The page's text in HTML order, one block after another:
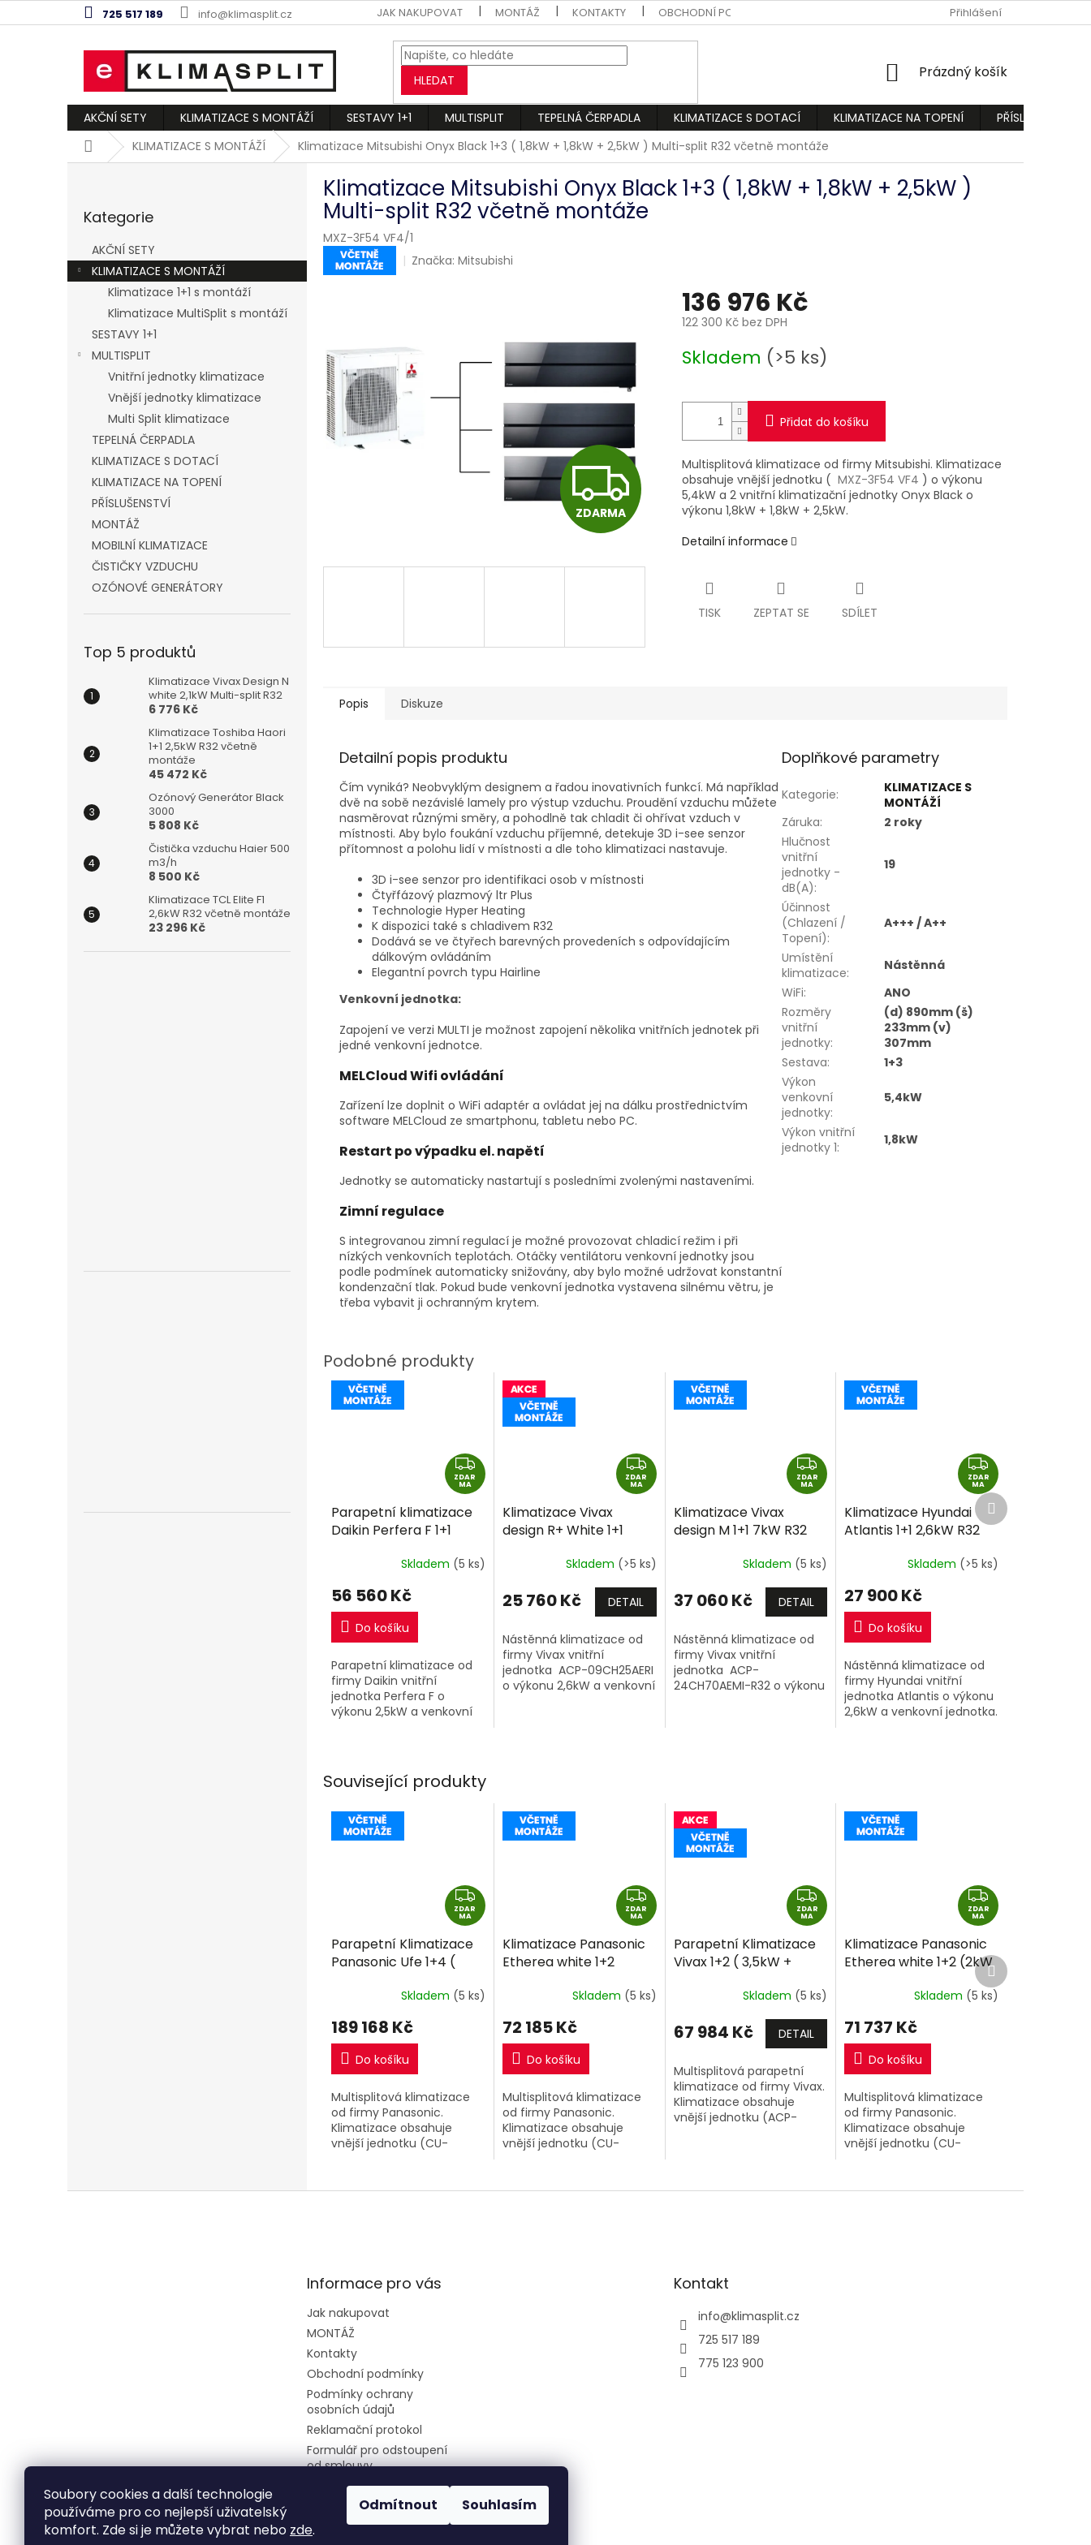
Soubory cookies a další technologie
používáme pro co nejlepší uživatelský
komfort. Zde si je můžete vybrat nebo zde.
Odmítnout Souhlasím
na
725 517 189 info@klimasplit.cz JAK NAKUPOVAT MONTÁŽ KONTAKTY OBCHODNÍ PODMÍNKY PODMÍNKY OCHRANY OSOBNÍCH ÚDAJŮ
Přihlášení
HLEDAT
NÁKUPNÍ
Prázdný košík
AKČNÍ SETY KLIMATIZACE S MONTÁŽÍ SESTAVY 1+1 MULTISPLIT TEPELNÁ ČERPADLA KLIMATIZACE S DOTACÍ KLIMATIZACE NA TOPENÍ
PŘÍSLUŠENSTVÍ
DomůKLIMATIZACE S MONTÁŽÍ Klimatizace Mitsubishi Onyx Black 1+3 ( 1,8kW + 1,8kW + 2,5kW ) Multi-split R32 včetně montáže
a
n
kategorie
Kategorie
AKČNÍ SETY
KLIMATIZACE S MONTÁŽÍ
Klimatizace 1+1 s montáží
Klimatizace MultiSplit s montáží
SESTAVY 1+1
MULTISPLIT
Vnitřní jednotky klimatizace
Vnější jednotky klimatizace
Multi Split klimatizace
TEPELNÁ ČERPADLA
KLIMATIZACE S DOTACÍ
KLIMATIZACE NA TOPENÍ
PŘÍSLUŠENSTVÍ
MONTÁŽ
MOBILNÍ KLIMATIZACE
ČISTIČKY VZDUCHU
OZÓNOVÉ GENERÁTORY
Top 5 produktů
Klimatizace Vivax Design N
white 2,1kW Multi-split R32
6 776 Kč
Klimatizace Toshiba Haori
1+1 2,5kW R32 včetně
montáže
45 472 Kč
Ozónový Generátor Black
3000
5 808 Kč
Čistička vzduchu Haier 500
m3/h
8 500 Kč
Klimatizace TCL Elite F1
2,6kW R32 včetně montáže
23 296 Kč
Klimatizace Mitsubishi Onyx Black 1+3 ( 1,8kW + 1,8kW + 2,5kW )
Multi-split R32 včetně montáže
MXZ-3F54 VF4/1
Značka:Mitsubishi
Z
D
R
ZDARMA
136 976 Kč
122 300 Kč bez DPH
cena:
Skladem (>5 ks)
Přidat do košíku
Multisplitová klimatizace od firmy Mitsubishi. Klimatizace
obsahuje vnější jednotku ( MXZ-3F54 VF4 ) o výkonu
5,4kW a 2 vnitřní klimatizační jednotky Onyx Black o
výkonu 1,8kW + 1,8kW + 2,5kW.
Detailní informace
TISK ZEPTAT SE SDÍLET
Související produkty
Z
D
A
ZDAR
MA
Parapetní Klimatizace
Panasonic Ufe 1+4 (
+ 2,5kW) Multi-split R32
včetně montáže
Skladem (5 ks)
189 168 Kč
Do košíku
Multisplitová klimatizace
od firmy Panasonic.
Klimatizace obsahuje
vnější jednotku (CU-
jednotky UFE o výkonu
Z
D
A
ZDAR
MA
Klimatizace Panasonic
Etherea white 1+2
split R32 včetně
Skladem (5 ks)
72 185 Kč
Do košíku
Multisplitová klimatizace
od firmy Panasonic.
Klimatizace obsahuje
vnější jednotku (CU-
jednotky Ethera White o
Z
D
A
ZDAR
MA
Parapetní Klimatizace
Vivax 1+2 ( 3,5kW +
včetně montáže
Skladem (5 ks)
67 984 Kč DETAIL
Multisplitová parapetní
klimatizace od firmy Vivax.
Klimatizace obsahuje
vnější jednotku (ACP-
Z
D
R
M
A
ZDAR
MA
Klimatizace Panasonic
Etherea white 1+2 (2kW
+ 2,5kW) Multi-split R32
včetně montáže
Skladem (5 ks)
71 737 Kč
Do košíku
Multisplitová klimatizace
od firmy Panasonic.
Klimatizace obsahuje
vnější jednotku (CU-
jednotky Ethera White o
Další
produkt
Popis Diskuze
Detailní popis produktu
Čím vyniká? Neobvyklým designem a řadou inovativních funkcí. Má například
dvě na sobě nezávislé lamely pro výstup vzduchu. Proudění vzduchu můžete
nasměrovat různými směry, a pohodlně tak chladit či ohřívat vzduch v
místnosti. Aby bylo foukání vzduchu příjemné, detekuje 3D i-see senzor
přítomnost a polohu lidí v místnosti a dle toho klimatizaci nastavuje.
3D i-see senzor pro identifikaci osob v místnosti
Čtyřfázový plazmový ltr Plus
Technologie Hyper Heating
K dispozici také s chladivem R32
Dodává se ve čtyřech barevných provedeních s odpovídajícím
dálkovým ovládáním
Elegantní povrch typu Hairline
Venkovní jednotka:
Zapojení ve verzi MULTI je možnost zapojení několika vnitřních jednotek při
jedné venkovní jednotce.
MELCloud Wifi ovládání
Zařízení lze doplnit o WiFi adaptér a ovládat jej na dálku prostřednictvím
software MELCloud ze smartphonu, tabletu nebo PC.
Restart po výpadku el. napětí
Jednotky se automaticky nastartují s posledními zvolenými nastaveními.
Zimní regulace
S integrovanou zimní regulací je možné provozovat chladicí režim i při
nízkých venkovních teplotách. Otáčky ventilátoru venkovní jednotky jsou
podle podmínek automaticky snižovány, aby bylo možné udržovat konstantní
kondenzační tlak. Pokud bude venkovní jednotka vystavena silnému větru, je
třeba vybavit ji ochranným krytem.
Doplňkové parametry
Kategorie:
KLIMATIZACE S
MONTÁŽÍ
Záruka:
2 roky
Hlučnost
vnitřní
jednotky -
dB(A):
19
Účinnost
(Chlazení /
Topení):
A+++ / A++
Umístění
klimatizace:
Nástěnná
WiFi:
ANO
Rozměry
vnitřní
jednotky:
(d) 890mm (š)
233mm (v)
307mm
Sestava:
1+3
Výkon
venkovní
jednotky:
5,4kW
Výkon vnitřní
jednotky 1: 1,8kW
Z
D
A
ZDAR
MA
Parapetní klimatizace
Daikin Perfera F 1+1
Skladem (5 ks)
56 560 Kč
Do košíku
Parapetní klimatizace od
firmy Daikin vnitřní
jednotka Perfera F o
výkonu 2,5kW a venkovní
Z
D
A
ZDAR
MA
Klimatizace Vivax
design R+ White 1+1
+dárek
Skladem (>5 ks)
25 760 Kč DETAIL
Nástěnná klimatizace od
firmy Vivax vnitřní
jednotka ACP-09CH25AERI
o výkonu 2,6kW a venkovní
Z
D
A
ZDAR
MA
Klimatizace Vivax
design M 1+1 7kW R32
Skladem (5 ks)
37 060 Kč DETAIL
Nástěnná klimatizace od
firmy Vivax vnitřní
jednotka ACP-
24CH70AEMI-R32 o výkonu
Z
D
A
R
A
ZDAR
MA
Klimatizace Hyundai
Atlantis 1+1 2,6kW R32
Skladem (>5 ks)
27 900 Kč
Do košíku
Nástěnná klimatizace od
firmy Hyundai vnitřní
jednotka Atlantis o výkonu
2,6kW a venkovní jednotka.
Další
produkt
Informace pro vás
Jak nakupovat
MONTÁŽ
Kontakty
Obchodní podmínky
Podmínky ochrany
osobních údajů
Reklamační protokol
Formulář pro odstoupení
od smlouvy
Kontakt
info@klimasplit.cz
725 517 189
775 123 900